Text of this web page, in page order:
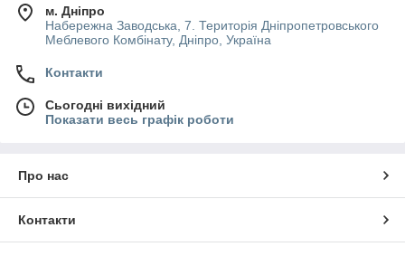
м. Дніпро
Набережна Заводська, 7. Територія Дніпропетровського
Меблевого Комбінату, Дніпро, Україна
Контакти
Сьогодні вихідний
Показати весь графік роботи
Про нас
Контакти